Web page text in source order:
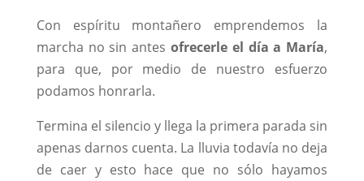
Con espíritu montañero emprendemos la
marcha no sin antes ofrecerle el día a María,
para que, por medio de nuestro esfuerzo
podamos honrarla.
Termina el silencio y llega la primera parada sin
apenas darnos cuenta. La lluvia todavía no deja
de caer y esto hace que no sólo hayamos